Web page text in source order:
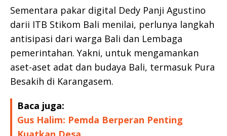
Sementara pakar digital Dedy Panji Agustino
darii ITB Stikom Bali menilai, perlunya langkah
antisipasi dari warga Bali dan Lembaga
pemerintahan. Yakni, untuk mengamankan
aset-aset adat dan budaya Bali, termasuk Pura
Besakih di Karangasem.
Baca juga:
Gus Halim: Pemda Berperan Penting